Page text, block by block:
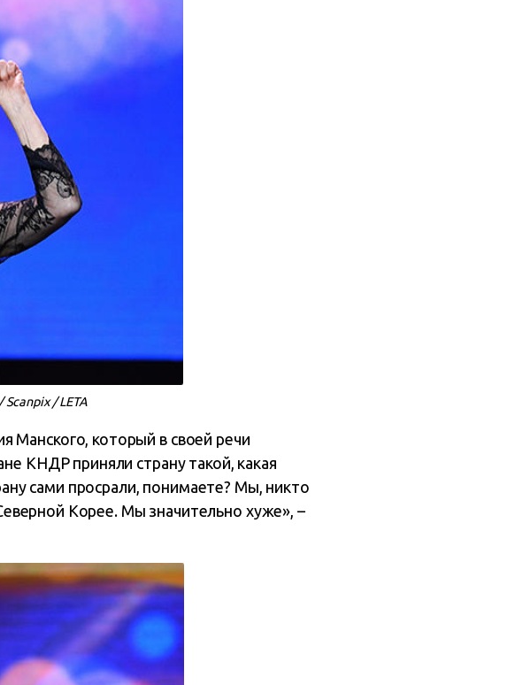
/ LETA
Манского, который в своей речи
КНДР приняли страну такой, какая
сами просрали, понимаете? Мы, никто
Корее. Мы значительно хуже», –